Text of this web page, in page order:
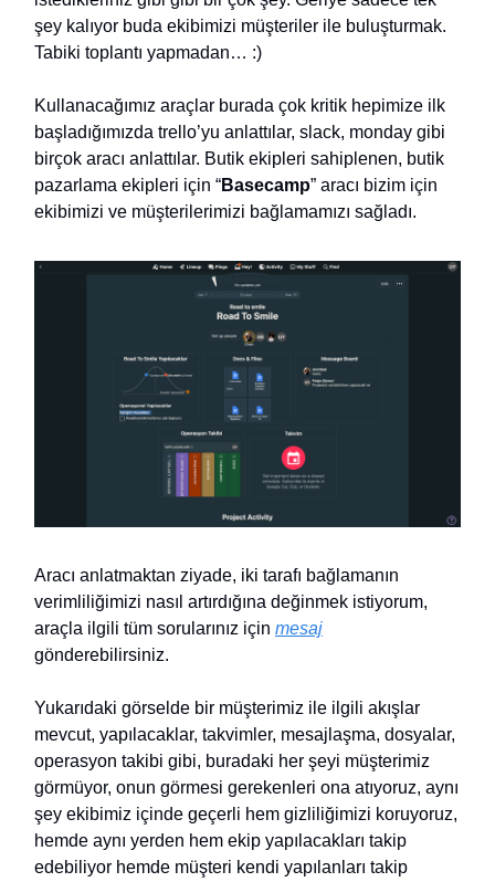
şey kalıyor buda ekibimizi müşteriler ile buluşturmak.
Tabiki toplantı yapmadan… :)
Kullanacağımız araçlar burada çok kritik hepimize ilk
başladığımızda trello’yu anlattılar, slack, monday gibi
birçok aracı anlattılar. Butik ekipleri sahiplenen, butik
pazarlama ekipleri için “Basecamp” aracı bizim için
ekibimizi ve müşterilerimizi bağlamamızı sağladı.
Aracı anlatmaktan ziyade, iki tarafı bağlamanın
verimliliğimizi nasıl artırdığına değinmek istiyorum,
araçla ilgili tüm sorularınız için mesaj
gönderebilirsiniz.
Yukarıdaki görselde bir müşterimiz ile ilgili akışlar
mevcut, yapılacaklar, takvimler, mesajlaşma, dosyalar,
operasyon takibi gibi, buradaki her şeyi müşterimiz
görmüyor, onun görmesi gerekenleri ona atıyoruz, aynı
şey ekibimiz içinde geçerli hem gizliliğimizi koruyoruz,
hemde aynı yerden hem ekip yapılacakları takip
edebiliyor hemde müşteri kendi yapılanları takip